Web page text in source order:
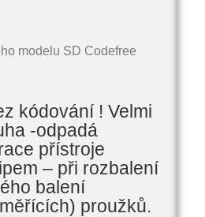
modelu SD Codefree
kódování ! Velmi
-odpadá
přístroje
– při rozbalení
balení
proužků.